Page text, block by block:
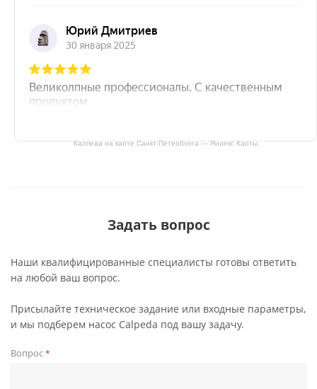
Калпеда на карте Санкт‑Петербурга — Яндекс Карты
Задать вопрос
Наши квалифицированные специалисты готовы ответить
на любой ваш вопрос.
Присылайте техническое задание или входные параметры,
и мы подберем насос Calpeda под вашу задачу.
Вопрос*